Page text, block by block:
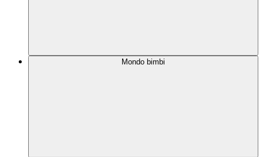
Mondo bimbi